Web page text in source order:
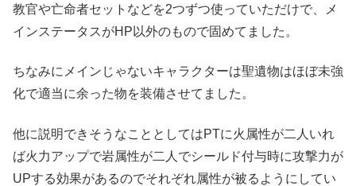
教官や亡命者セットなどを2つずつ使っていただけで、メ
インステータスがHP以外のもので固めてました。
ちなみにメインじゃないキャラクターは聖遺物はほぼ未強
化で適当に余った物を装備させてました。
他に説明できそうなこととしてはPTに火属性が二人いれ
ば火力アップで岩属性が二人でシールド付与時に攻撃力が
UPする効果があるのでそれぞれ属性が被るようにしてい